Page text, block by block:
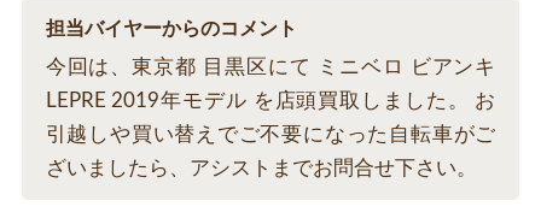
担当バイヤーからのコメント
今回は、東京都 目黒区にて ミニベロ ビアンキ
LEPRE 2019年モデル を店頭買取しました。 お
引越しや買い替えでご不要になった自転車がご
ざいましたら、アシストまでお問合せ下さい。